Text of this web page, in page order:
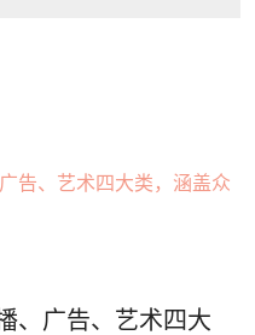
、广告、艺术四大